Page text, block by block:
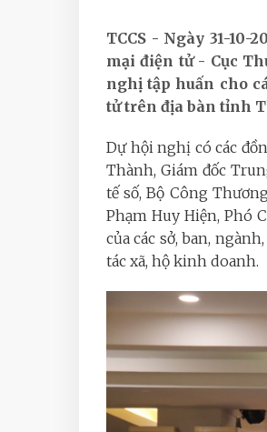
TCCS - Ngày 31-
mại điện tử - Cục
nghị tập huấn cho
tử trên địa bàn tỉnh
Dự hội nghị có các
Thành, Giám đốc
tế số, Bộ Công
Phạm Huy Hiện, Phó
của các sở, ban,
tác xã, hộ kinh doanh.